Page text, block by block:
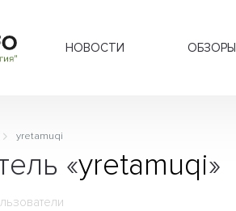
НОВОСТИ ОБЗОРЫ
yretamuqi
«yretamuqi»